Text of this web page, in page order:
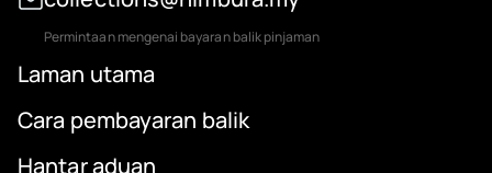
Permintaan mengenai bayaran balik pinjaman
Laman utama
Cara pembayaran balik
Hantar aduan